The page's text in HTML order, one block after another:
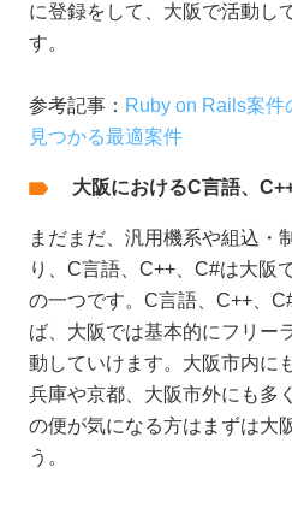
に登録をして、大阪で活動し
す。
参考記事： Ruby on Rails案件
見つかる最適案件
大阪におけるC言語、
まだまだ、汎用機系や組込・
り、C言語、C++、C#は大阪
の一つです。C言語、C++、
ば、大阪では基本的にフリー
動していけます。大阪市内に
兵庫や京都、大阪市外にも多
の便が気になる方はまずは大
う。